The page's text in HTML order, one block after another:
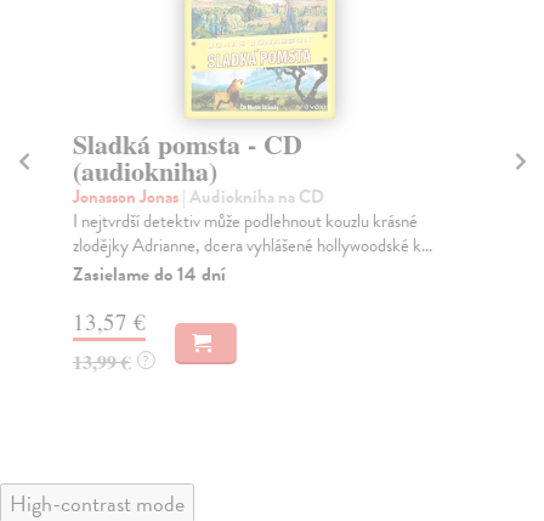
Sladká pomsta - CD
(audiokniha)
Jonasson Jonas| Audiokniha na CD
I nejtvrdší detektiv může podlehnout kouzlu krásné
zlodějky Adrianne, dcera vyhlášené hollywoodské k...
Zasielame do 14 dní
13,57 €
13,99 € ?
High-contrast mode